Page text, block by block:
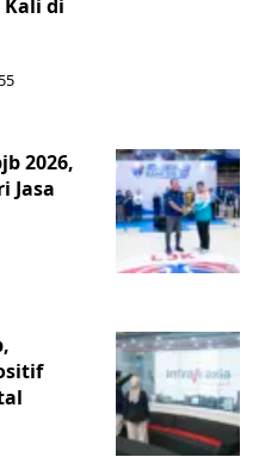
di
2026,
Jasa